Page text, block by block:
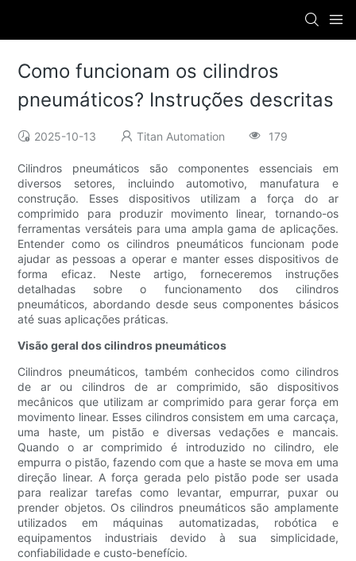
Como funcionam os cilindros
pneumáticos? Instruções descritas
2025-10-13 Titan Automation 179
Cilindros pneumáticos são componentes essenciais em
diversos setores, incluindo automotivo, manufatura e
construção. Esses dispositivos utilizam a força do ar
comprimido para produzir movimento linear, tornando-os
ferramentas versáteis para uma ampla gama de aplicações.
Entender como os cilindros pneumáticos funcionam pode
ajudar as pessoas a operar e manter esses dispositivos de
forma eficaz. Neste artigo, forneceremos instruções
detalhadas sobre o funcionamento dos cilindros
pneumáticos, abordando desde seus componentes básicos
até suas aplicações práticas.
Visão geral dos cilindros pneumáticos
Cilindros pneumáticos, também conhecidos como cilindros
de ar ou cilindros de ar comprimido, são dispositivos
mecânicos que utilizam ar comprimido para gerar força em
movimento linear. Esses cilindros consistem em uma carcaça,
uma haste, um pistão e diversas vedações e mancais.
Quando o ar comprimido é introduzido no cilindro, ele
empurra o pistão, fazendo com que a haste se mova em uma
direção linear. A força gerada pelo pistão pode ser usada
para realizar tarefas como levantar, empurrar, puxar ou
prender objetos. Os cilindros pneumáticos são amplamente
utilizados em máquinas automatizadas, robótica e
equipamentos industriais devido à sua simplicidade,
confiabilidade e custo-benefício.